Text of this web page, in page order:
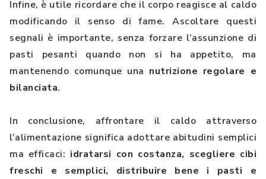
Infine, è utile ricordare che il corpo reagisce al caldo
modificando il senso di fame. Ascoltare questi
segnali è importante, senza forzare l’assunzione di
pasti pesanti quando non si ha appetito, ma
mantenendo comunque una nutrizione regolare e
bilanciata.
In conclusione, affrontare il caldo attraverso
l’alimentazione significa adottare abitudini semplici
ma efficaci: idratarsi con costanza, scegliere cibi
freschi e semplici, distribuire bene i pasti e